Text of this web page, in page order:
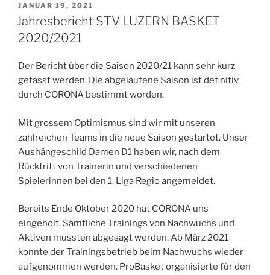
VERÖFFENTLICHT
AM
JANUAR 19, 2021
Jahresbericht STV LUZERN BASKET
2020/2021
Der Bericht über die Saison 2020/21 kann sehr kurz
gefasst werden. Die abgelaufene Saison ist definitiv
durch CORONA bestimmt worden.
Mit grossem Optimismus sind wir mit unseren
zahlreichen Teams in die neue Saison gestartet. Unser
Aushängeschild Damen D1 haben wir, nach dem
Rücktritt von Trainerin und verschiedenen
Spielerinnen bei den 1. Liga Regio angemeldet.
Bereits Ende Oktober 2020 hat CORONA uns
eingeholt. Sämtliche Trainings von Nachwuchs und
Aktiven mussten abgesagt werden. Ab März 2021
konnte der Trainingsbetrieb beim Nachwuchs wieder
aufgenommen werden. ProBasket organisierte für den